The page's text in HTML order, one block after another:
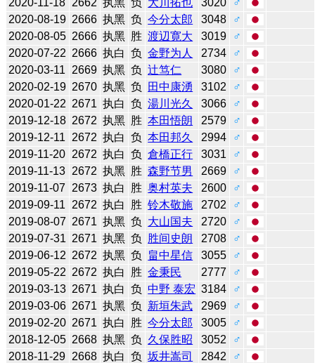
2020-08-19 2666 执黑 负 今分太郎 3048
♂
2020-08-05 2666 执黑 胜 渡辺寛大 3019
♂
2020-07-22 2666 执白 负 金野为人 2734
♂
2020-03-11
2669 执黑 负 辻笃仁 3080
♂
2020-02-19 2670 执黑 负 田中康湧 3102
♂
2020-01-22 2671 执白 负 湯川光久 3066
♂
2019-12-18 2672 执黑 胜 本田悟朗 2579
♂
2019-12-11
2672 执白 负 本田邦久 2994
♂
2019-11-20 2672 执白 负 倉橋正行 3031
♂
2019-11-13 2672 执黑 胜 森野节男 2669
♂
2019-11-07
2673 执白 胜 奥村英夫 2600
♂
2019-09-11
2672 执白 胜 铃木敬施 2702
♂
2019-08-07 2671 执黑 负 大山国夫 2720
♂
2019-07-31 2671 执黑 负 胜间史朗 2708
♂
2019-06-12 2672 执黑 负 畠中星信 3055
♂
2019-05-22 2672 执白 胜 金秉民 2777
♂
2019-03-13 2671 执白 负 中野 泰宏 3184
♂
2019-03-06 2671 执黑 负 新垣朱武 2969
♂
2019-02-20 2671 执白 胜 今分太郎 3005
♂
2018-12-05 2668 执黑 负 久保胜昭 3052
♂
2018-11-29 2668 执白 负 坂井嵩司 2842
♂